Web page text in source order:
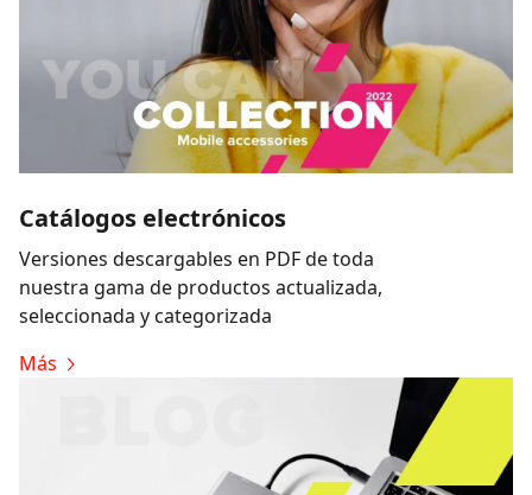
Catálogos electrónicos
Versiones descargables en PDF de toda
nuestra gama de productos actualizada,
seleccionada y categorizada
Más